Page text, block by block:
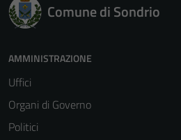
Comune di Sondrio
AMMINISTRAZIONE
Uffici
Organi di Governo
Politici